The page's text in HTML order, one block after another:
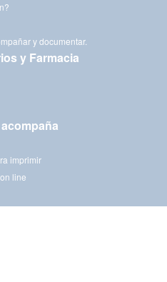
y documentar.
y Farmacia
imprimir
line